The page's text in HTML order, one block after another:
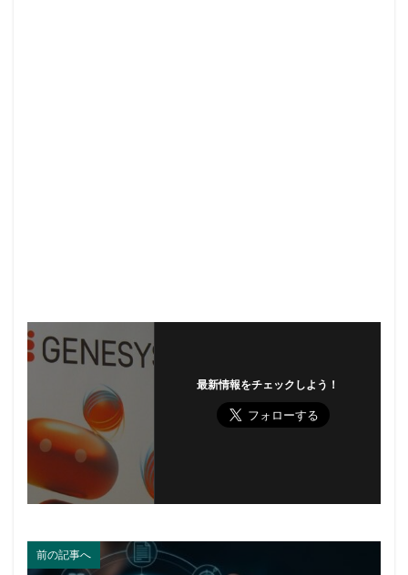
最新情報をチェックしよう！
前の記事へ